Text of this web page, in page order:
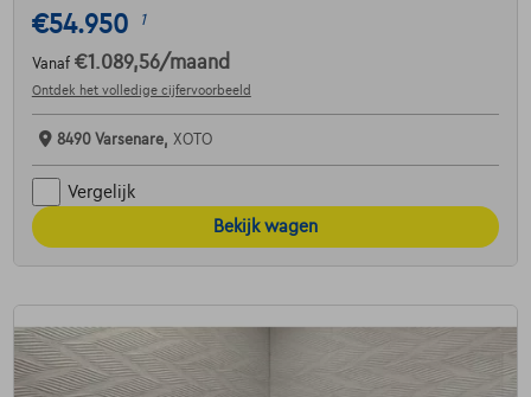
€54.950 1
Vanaf €1.089,56/maand
Ontdek het volledige cijfervoorbeeld
8490 Varsenare, XOTO
Vergelijk
Bekijk wagen